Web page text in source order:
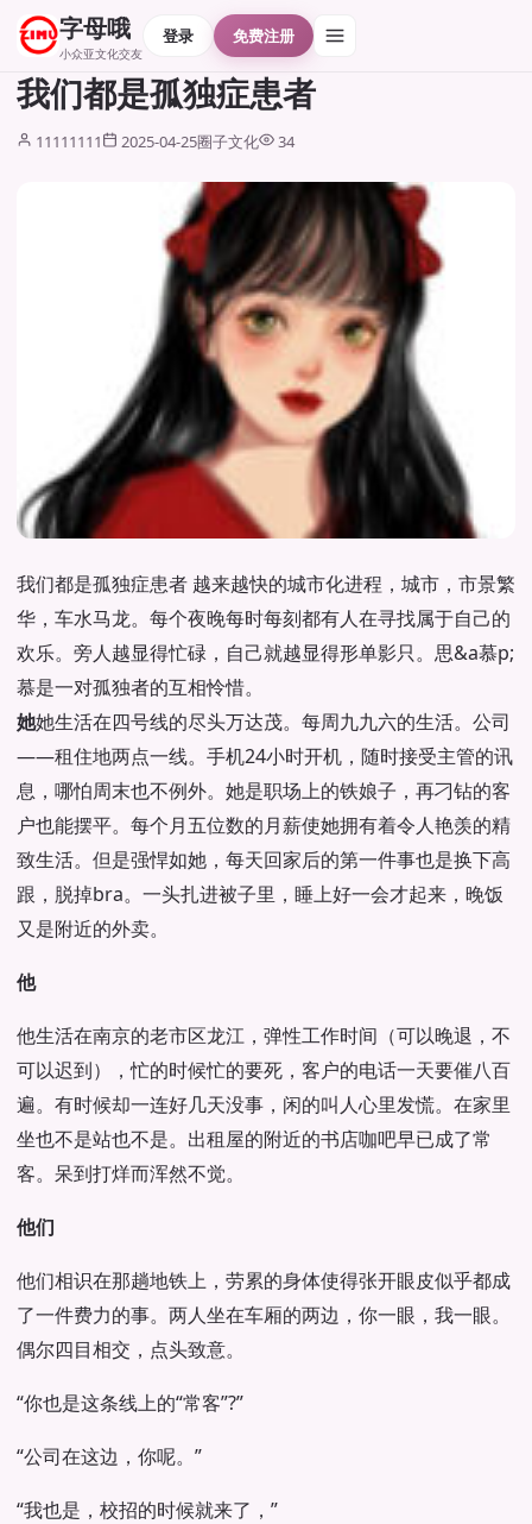
字母哦
小众亚文化交友
登录 免费注册
我们都是孤独症患者
11111111 2025-04-25圈子文化 34
我们都是孤独症患者 越来越快的城市化进程，城市，市景繁
华，车水马龙。每个夜晚每时每刻都有人在寻找属于自己的
欢乐。旁人越显得忙碌，自己就越显得形单影只。思&a慕p;
慕是一对孤独者的互相怜惜。
她她生活在四号线的尽头万达茂。每周九九六的生活。公司
——租住地两点一线。手机24小时开机，随时接受主管的讯
息，哪怕周末也不例外。她是职场上的铁娘子，再刁钻的客
户也能摆平。每个月五位数的月薪使她拥有着令人艳羡的精
致生活。但是强悍如她，每天回家后的第一件事也是换下高
跟，脱掉bra。一头扎进被子里，睡上好一会才起来，晚饭
又是附近的外卖。
他
他生活在南京的老市区龙江，弹性工作时间（可以晚退，不
可以迟到），忙的时候忙的要死，客户的电话一天要催八百
遍。有时候却一连好几天没事，闲的叫人心里发慌。在家里
坐也不是站也不是。出租屋的附近的书店咖吧早已成了常
客。呆到打烊而浑然不觉。
他们
他们相识在那趟地铁上，劳累的身体使得张开眼皮似乎都成
了一件费力的事。两人坐在车厢的两边，你一眼，我一眼。
偶尔四目相交，点头致意。
“你也是这条线上的“常客”?”
“公司在这边，你呢。”
“我也是，校招的时候就来了，”